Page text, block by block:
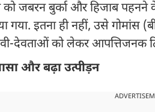
को जबरन बुर्का और हिजाब
गया. इतना ही नहीं, उसे गोमांस
देवताओं को लेकर आपत्तिजनक
और बढ़ा उत्पीड़न